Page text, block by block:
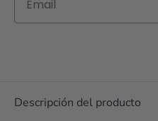
Descripción del producto